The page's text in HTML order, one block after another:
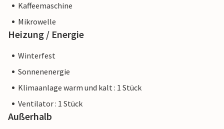
Kaffeemaschine
Mikrowelle
Heizung / Energie
Winterfest
Sonnenenergie
Klimaanlage warm und kalt : 1 Stück
Ventilator : 1 Stück
Außerhalb